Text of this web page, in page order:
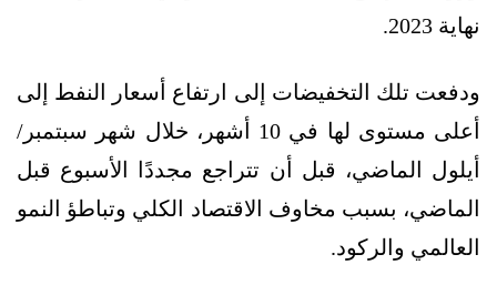
نهاية 2023.
ودفعت تلك التخفيضات إلى ارتفاع أسعار النفط إلى
أعلى مستوى لها في 10 أشهر، خلال شهر سبتمبر/
أيلول الماضي، قبل أن تتراجع مجددًا الأسبوع قبل
الماضي، بسبب مخاوف الاقتصاد الكلي وتباطؤ النمو
العالمي والركود.